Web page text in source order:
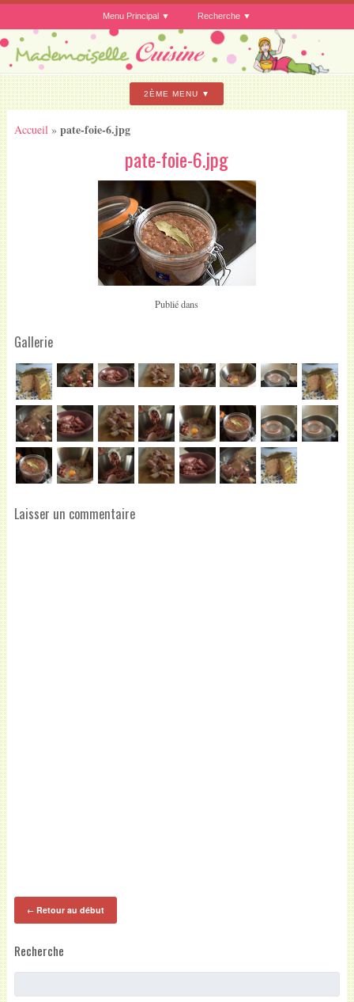
Menu Principal Recherche
2ÈME MENU
Accueil » pate-foie-6.jpg
pate-foie-6.jpg
Publié dans
Gallerie
Laisser un commentaire
←Retour au début
Recherche